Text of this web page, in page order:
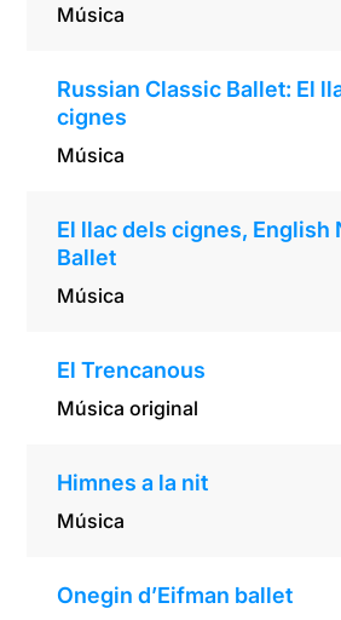
Música
Russian Classic Ballet: El
cignes
Música
El llac dels cignes, English
Ballet
Música
El Trencanous
Música original
Himnes a la nit
Música
Onegin d’Eifman ballet